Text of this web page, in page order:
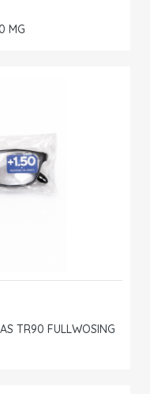
MG
TR90 FULLWOSING